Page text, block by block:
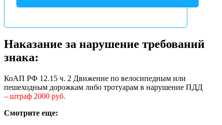
Наказание за нарушение требований
знака:
КоАП РФ 12.15 ч. 2 Движение по велосипедным или
пешеходным дорожкам либо тротуарам в нарушение ПДД
– штраф 2000 руб.
Смотрите еще: